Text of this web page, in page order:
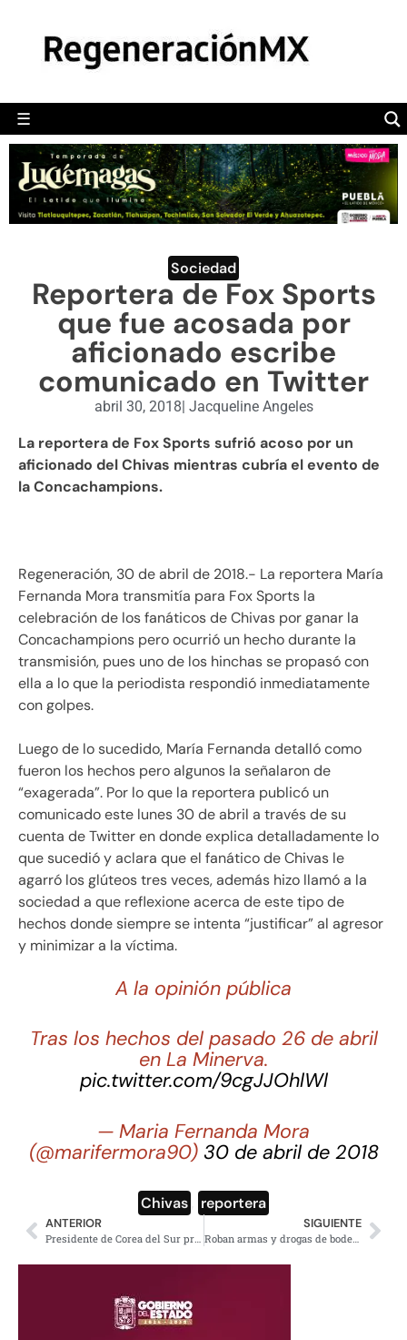
☰
POLÍTICA
CAMALEÓN
OPINIÓN
DEPORTES
ENGLISH SECTION
VIDEOS
Sociedad
Reportera de Fox Sports
que fue acosada por
aficionado escribe
comunicado en Twitter
abril 30, 2018| Jacqueline Angeles
La reportera de Fox Sports sufrió acoso por un
aficionado del Chivas mientras cubría el evento de
la Concachampions.
Regeneración, 30 de abril de 2018.- La reportera María
Fernanda Mora transmitía para Fox Sports la
celebración de los fanáticos de Chivas por ganar la
Concachampions pero ocurrió un hecho durante la
transmisión, pues uno de los hinchas se propasó con
ella a lo que la periodista respondió inmediatamente
con golpes.
Luego de lo sucedido, María Fernanda detalló como
fueron los hechos pero algunos la señalaron de
“exagerada”. Por lo que la reportera publicó un
comunicado este lunes 30 de abril a través de su
cuenta de Twitter en donde explica detalladamente lo
que sucedió y aclara que el fanático de Chivas le
agarró los glúteos tres veces, además hizo llamó a la
sociedad a que reflexione acerca de este tipo de
hechos donde siempre se intenta “justificar” al agresor
y minimizar a la víctima.
A la opinión pública
Tras los hechos del pasado 26 de abril
en La Minerva.
pic.twitter.com/9cgJJOhlWl
— Maria Fernanda Mora
(@marifermora90) 30 de abril de 2018
Chivas reportera
ANTERIOR
Presidente de Corea del Sur propone a Donald Trump como Premio Nobel de la Paz
SIGUIENTE
Roban armas y drogas de bodega de la PGR en Baja California